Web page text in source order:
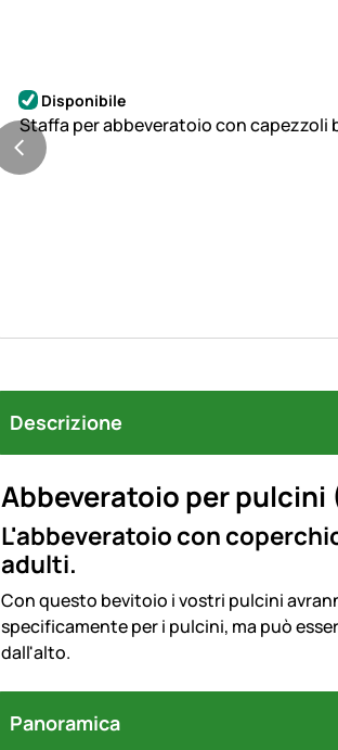
Disponibile
Staffa per abbeveratoio con capezzoli
Descrizione
Abbeveratoio per pulcini
L'abbeveratoio con
adulti.
Con questo bevitoio i vostri pulcini
specificamente per i pulcini, ma può
dall'alto.
Panoramica